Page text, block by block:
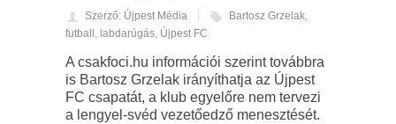
Szerző: Újpest Média Bartosz Grzelak,
futball , labdarúgás, Újpest FC
A csakfoci.hu információi szerint továbbra
is Bartosz Grzelak irányíthatja az Újpest
FC csapatát, a klub egyelőre nem tervezi
a lengyel-svéd vezetőedző menesztését.